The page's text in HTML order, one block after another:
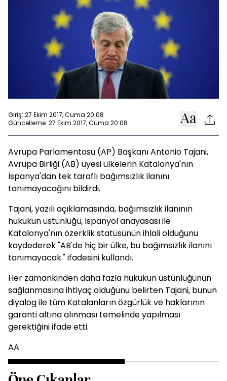
Giriş: 27 Ekim 2017, Cuma 20:08
Güncelleme: 27 Ekim 2017, Cuma 20:08
Avrupa Parlamentosu (AP) Başkanı Antonio Tajani,
Avrupa Birliği (AB) üyesi ülkelerin Katalonya'nın
İspanya'dan tek taraflı bağımsızlık ilanını
tanımayacağını bildirdi.
Tajani, yazılı açıklamasında, bağımsızlık ilanının
hukukun üstünlüğü, İspanyol anayasası ile
Katalonya'nın özerklik statüsünün ihlali olduğunu
kaydederek "AB'de hiç bir ülke, bu bağımsızlık ilanını
tanımayacak." ifadesini kullandı.
Her zamankinden daha fazla hukukun üstünlüğünün
sağlanmasına ihtiyaç olduğunu belirten Tajani, bunun
diyalog ile tüm Katalanların özgürlük ve haklarının
garanti altına alınması temelinde yapılması
gerektiğini ifade etti.
AA